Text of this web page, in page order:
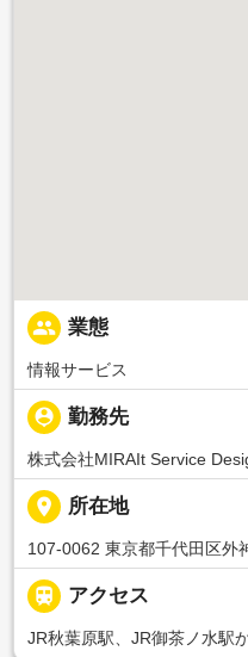
people 業態
情報サービス
person_pin 勤務先
株式会社MIRAIt Service
place 所在地
107-0062 東京都千代田区外
 アクセス
JR秋葉原駅、JR御茶ノ水駅